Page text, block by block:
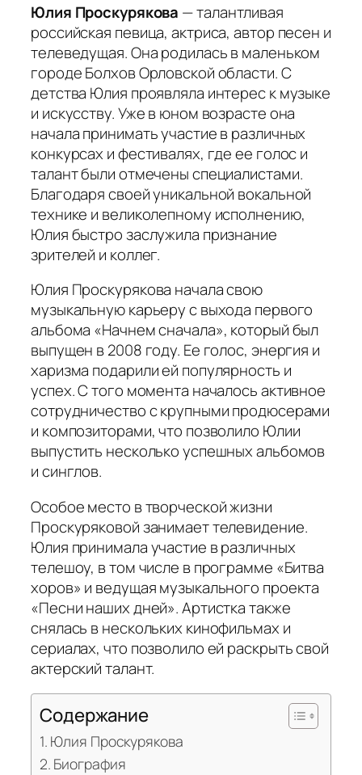
Юлия Проскурякова — талантливая
российская певица, актриса, автор песен и
телеведущая. Она родилась в маленьком
городе Болхов Орловской области. С
детства Юлия проявляла интерес к музыке
и искусству. Уже в юном возрасте она
начала принимать участие в различных
конкурсах и фестивалях, где ее голос и
талант были отмечены специалистами.
Благодаря своей уникальной вокальной
технике и великолепному исполнению,
Юлия быстро заслужила признание
зрителей и коллег.
Юлия Проскурякова начала свою
музыкальную карьеру с выхода первого
альбома «Начнем сначала», который был
выпущен в 2008 году. Ее голос, энергия и
харизма подарили ей популярность и
успех. С того момента началось активное
сотрудничество с крупными продюсерами
и композиторами, что позволило Юлии
выпустить несколько успешных альбомов
и синглов.
Особое место в творческой жизни
Проскуряковой занимает телевидение.
Юлия принимала участие в различных
телешоу, в том числе в программе «Битва
хоров» и ведущая музыкального проекта
«Песни наших дней». Артистка также
снялась в нескольких кинофильмах и
сериалах, что позволило ей раскрыть свой
актерский талант.
Содержание
Юлия Проскурякова
Биография